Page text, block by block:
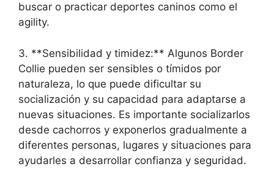
buscar o practicar deportes caninos como el
agility.
3. **Sensibilidad y timidez:** Algunos Border
Collie pueden ser sensibles o tímidos por
naturaleza, lo que puede dificultar su
socialización y su capacidad para adaptarse a
nuevas situaciones. Es importante socializarlos
desde cachorros y exponerlos gradualmente a
diferentes personas, lugares y situaciones para
ayudarles a desarrollar confianza y seguridad.